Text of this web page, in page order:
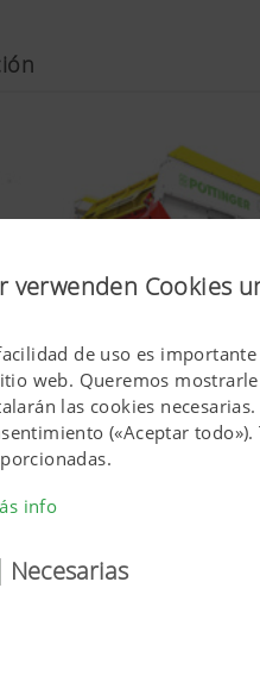
verwenden Cookies
de uso es
web. Queremos
las cookies
(«Aceptar
Ciertas tecnologías web y
info
Necesarias